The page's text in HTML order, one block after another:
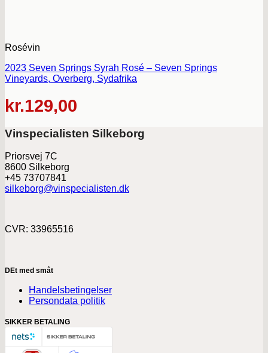
Rosévin
2023 Seven Springs Syrah Rosé – Seven Springs
Vineyards, Overberg, Sydafrika
kr.129,00
Vinspecialisten Silkeborg
Priorsvej 7C
8600 Silkeborg
+45 73707841
silkeborg@vinspecialisten.dk
CVR: 33965516
DEt med småt
Handelsbetingelser
Persondata politik
SIKKER BETALING